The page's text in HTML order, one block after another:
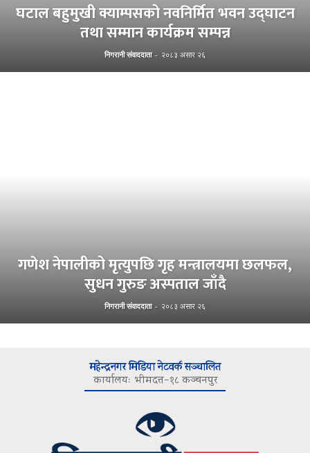
घटाल बहुमुखी क्याम्पसको नवनिर्मित भवन उद्घाटन
तथा सम्मान कार्यक्रम सम्पन्न
निगरानी संवाददाता - २०८३ असार २६
गणेश नेपालीको मृत्युपछि गृह मन्त्रालयमा छलफल,
सुधन गुरुङ अस्पताल जाँदै
निगरानी संवाददाता - २०८३ असार २६
महेन्द्रनगर मिडिया नेटवर्क सञ्चालित
कार्यालयः भीमदत्त–१८ कञ्चनपुर